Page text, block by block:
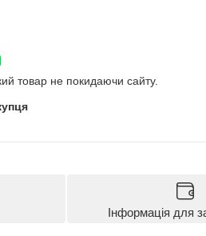
товар не покидаючи сайту.
Інформація для